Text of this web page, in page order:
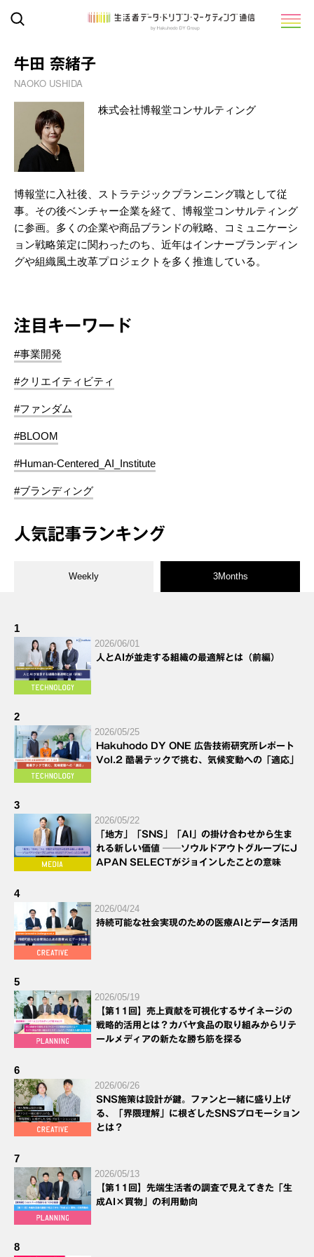
牛田 奈緒子
NAOKO USHIDA
株式会社博報堂コンサルティング
博報堂に入社後、ストラテジックプランニング職として従
事。その後ベンチャー企業を経て、博報堂コンサルティング
に参画。多くの企業や商品ブランドの戦略、コミュニケーシ
ョン戦略策定に関わったのち、近年はインナーブランディン
グや組織風土改革プロジェクトを多く推進している。
注目キーワード
#事業開発
#クリエイティビティ
#ファンダム
#BLOOM
#Human-Centered_AI_Institute
#ブランディング
人気記事ランキング
Weekly 3Months
1
2026/06/01
人とAIが並走する組織の最適解とは（前編）
2
2026/05/25
Hakuhodo DY ONE 広告技術研究所レポート
Vol.2 酷暑テックで挑む、気候変動への「適応」
3
2026/05/22
「地方」「SNS」「AI」の掛け合わせから生ま
れる新しい価値 ──ソウルドアウトグループにJ
APAN SELECTがジョインしたことの意味
4
2026/04/24
持続可能な社会実現のための医療AIとデータ活用
5
2026/05/19
【第11回】売上貢献を可視化するサイネージの
戦略的活用とは？カバヤ食品の取り組みからリテ
ールメディアの新たな勝ち筋を探る
6
2026/06/26
SNS施策は設計が鍵。ファンと一緒に盛り上げ
る、「界隈理解」に根ざしたSNSプロモーション
とは？
7
2026/05/13
【第11回】先端生活者の調査で見えてきた「生
成AI×買物」の利用動向
8